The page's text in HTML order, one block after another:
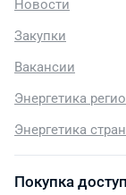
Новости
Закупки
Вакансии
Энергетика
Энергетика
Покупка